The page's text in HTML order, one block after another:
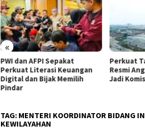
«
​Perkuat Tata Kelola, Pelindo
Resmi Angkat Ubaidillah Amin
Jadi Komisaris Baru
BPKH
Bangun
Haji
TAG: MENTERI KOORDINATOR BIDANG
KEWILAYAHAN